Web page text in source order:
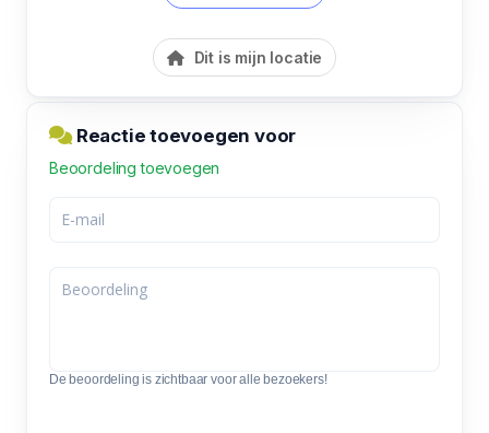
Dit is mijn locatie
Reactie toevoegen voor
Beoordeling toevoegen
De beoordeling is zichtbaar voor alle bezoekers!